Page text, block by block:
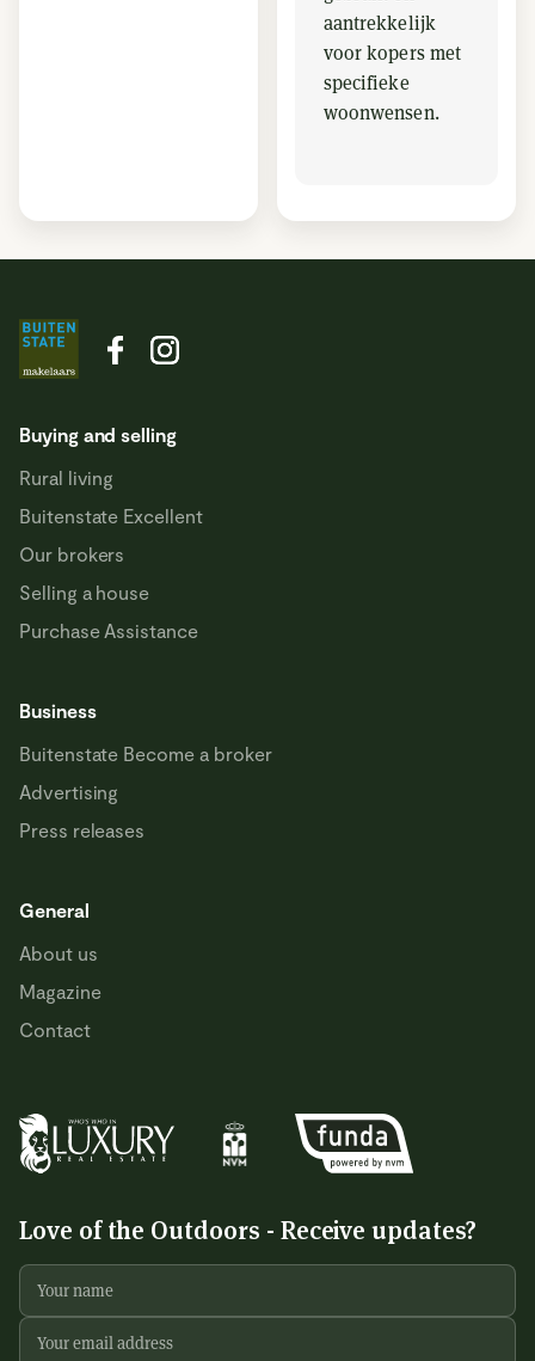
aantrekkelijk
voor kopers met
specifieke
woonwensen.
Buying and selling
Rural living
Buitenstate Excellent
Our brokers
Selling a house
Purchase Assistance
Business
Buitenstate Become a broker
Advertising
Press releases
General
About us
Magazine
Contact
Love of the Outdoors - Receive updates?